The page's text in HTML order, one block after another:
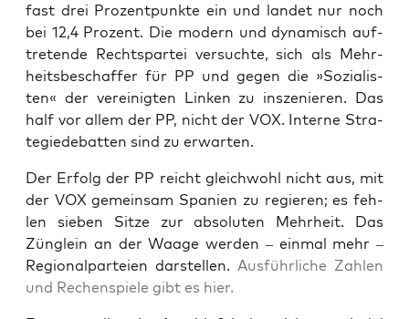
fast drei Pro­zent­punk­te ein und lan­det nur noch
bei 12,4 Pro­zent. Die modern und dyna­misch auf­
tre­ten­de Rechts­par­tei ver­such­te, sich als Mehr­
heits­be­schaf­fer für PP und gegen die »Sozia­lis­
ten« der ver­ei­nig­ten Lin­ken zu insze­nie­ren. Das
half vor allem der PP, nicht der VOX. Inter­ne Stra­
te­gie­de­bat­ten sind zu erwarten.
Der Erfolg der PP reicht gleich­wohl nicht aus, mit
der VOX gemein­sam Spa­ni­en zu regie­ren; es feh­
len sie­ben Sit­ze zur abso­lu­ten Mehr­heit. Das
Züng­lein an der Waa­ge wer­den – ein­mal mehr –
Regio­nal­par­tei­en dar­stel­len. Aus­führ­li­che Zah­len
und Rechen­spie­le gibt es hier.